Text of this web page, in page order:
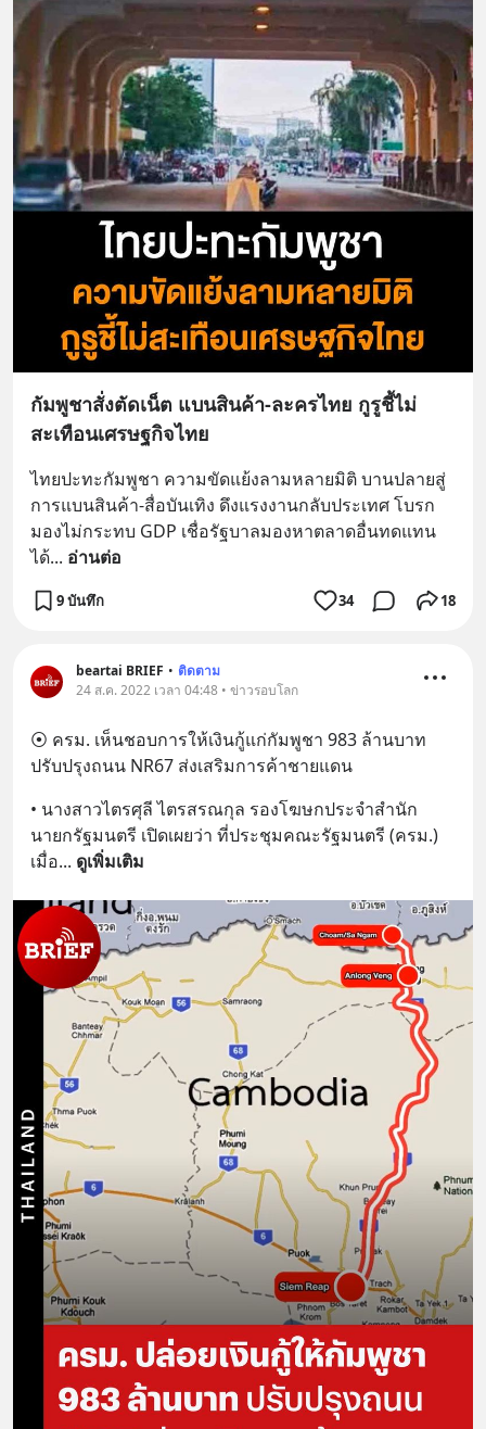
กัมพูชาสั่งตัดเน็ต แบนสินค้า-ละครไทย กูรูชี้ไม่
สะเทือนเศรษฐกิจไทย
ไทยปะทะกัมพูชา ความขัดแย้งลามหลายมิติ บานปลายสู่
การแบนสินค้า-สื่อบันเทิง ดึงแรงงานกลับประเทศ โบรก
มองไม่กระทบ GDP เชื่อรัฐบาลมองหาตลาดอื่นทดแทน
ได้... อ่านต่อ
9 บันทึก 34 18
beartai BRIEF • ติดตาม
24 ส.ค. 2022 เวลา 04:48 • ข่าวรอบโลก
⦿ ครม. เห็นชอบการให้เงินกู้แก่กัมพูชา 983 ล้านบาท
ปรับปรุงถนน NR67 ส่งเสริมการค้าชายแดน
• นางสาวไตรศุลี ไตรสรณกุล รองโฆษกประจำสำนัก
นายกรัฐมนตรี เปิดเผยว่า ที่ประชุมคณะรัฐมนตรี (ครม.)
เมื่อ... ดูเพิ่มเติม